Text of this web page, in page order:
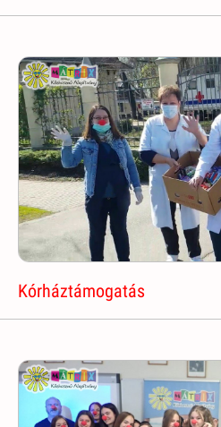
Kórháztámogatás